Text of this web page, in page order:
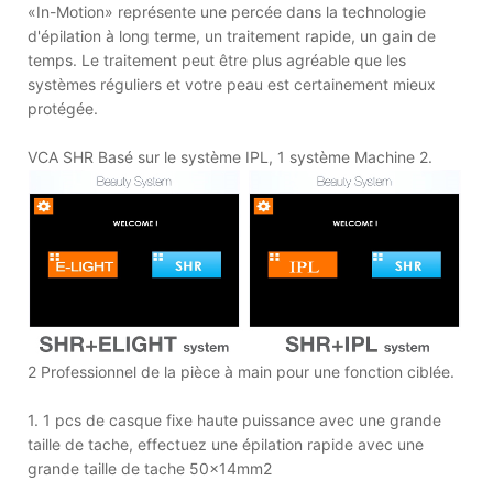
«In-Motion» représente une percée dans la technologie
d'épilation à long terme, un traitement rapide, un gain de
temps. Le traitement peut être plus agréable que les
systèmes réguliers et votre peau est certainement mieux
protégée.
VCA SHR Basé sur le système IPL, 1 système Machine 2.
2 Professionnel de la pièce à main pour une fonction ciblée.
1. 1 pcs de casque fixe haute puissance avec une grande
taille de tache, effectuez une épilation rapide avec une
grande taille de tache 50x14mm2